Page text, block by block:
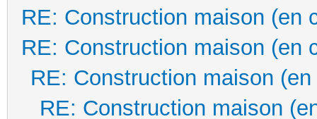
RE: Construction maison (en
RE: Construction maison (en
RE: Construction maison
RE: Construction maison